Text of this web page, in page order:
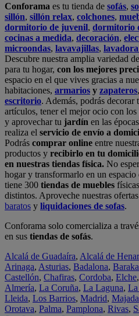
Conforama es tu tienda de sofás,
sillón, sillón relax, colchones,
dormitorio de juvenil, dormitorio
cocinas a medida, decoración,
microondas, lavavajillas,
Descubre nuestra amplia variedad
para tu hogar, con los mejores
espacio en el que vives gracias a
habitaciones, armarios y zapateros,
escritorio. Además, podrás decorar
artículos, tener el mejor ocio con los
y aprovechar tu jardín en las
realiza el servicio de envío a
Podrás comprar online entre
productos y recibirlo en tu
en nuestras tiendas física. No
hogar y transformarlo en un
tiene 300 tiendas de muebles
distintos. Aproveche nuestras
baratos y liquidaciones de sofas.
Conforama solo comercializa a
en sus tiendas de sofás.
Alcalá de Guadaíra, Alcalá de
Arinaga, Asturias, Badalona,
Castellón, Chafiras, Cordoba, Elche,
Almería, La Coruña, La Laguna, La
Lleida, Los Barrios, Madrid,
Orotava, Palma, Pamplona, Rivas,